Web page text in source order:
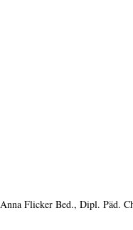
Flicker Bed., Dipl. Päd.